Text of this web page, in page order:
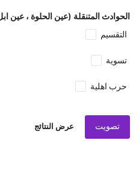
الحوادث المتنقلة (عين الحلوة ، عين
التقسيم
تسوية
حرب اهلية
تصويت عرض النتائج